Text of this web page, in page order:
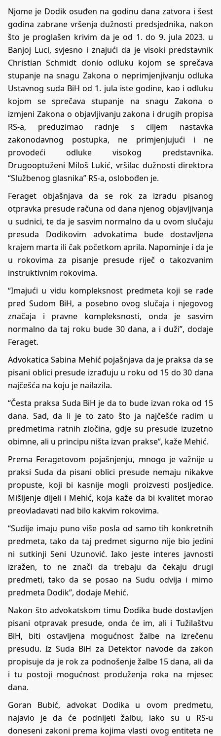
Njome je Dodik osuđen na godinu dana zatvora i šest
godina zabrane vršenja dužnosti predsjednika, nakon
što je proglašen krivim da je od 1. do 9. jula 2023. u
Banjoj Luci, svjesno i znajući da je visoki predstavnik
Christian Schmidt donio odluku kojom se sprečava
stupanje na snagu Zakona o neprimjenjivanju odluka
Ustavnog suda BiH od 1. jula iste godine, kao i odluku
kojom se sprečava stupanje na snagu Zakona o
izmjeni Zakona o objavljivanju zakona i drugih propisa
RS-a, preduzimao radnje s ciljem nastavka
zakonodavnog postupka, ne primjenjujući i ne
provodeći odluke visokog predstavnika.
Drugooptuženi Miloš Lukić, vršilac dužnosti direktora
“Službenog glasnika” RS-a, oslobođen je.
Feraget objašnjava da se rok za izradu pisanog
otpravka presude računa od dana njenog objavljivanja
u sudnici, te da je sasvim normalno da u ovom slučaju
presuda Dodikovim advokatima bude dostavljena
krajem marta ili čak početkom aprila. Napominje i da je
u rokovima za pisanje presude riječ o takozvanim
instruktivnim rokovima.
“Imajući u vidu kompleksnost predmeta koji se rade
pred Sudom BiH, a posebno ovog slučaja i njegovog
značaja i pravne kompleksnosti, onda je sasvim
normalno da taj roku bude 30 dana, a i duži”, dodaje
Feraget.
Advokatica Sabina Mehić pojašnjava da je praksa da se
pisani oblici presude izrađuju u roku od 15 do 30 dana
najčešća na koju je nailazila.
“Česta praksa Suda BiH je da to bude izvan roka od 15
dana. Sad, da li je to zato što ja najčešće radim u
predmetima ratnih zločina, gdje su presude izuzetno
obimne, ali u principu ništa izvan prakse”, kaže Mehić.
Prema Feragetovom pojašnjenju, mnogo je važnije u
praksi Suda da pisani oblici presude nemaju nikakve
propuste, koji bi kasnije mogli proizvesti posljedice.
Mišljenje dijeli i Mehić, koja kaže da bi kvalitet morao
preovladavati nad bilo kakvim rokovima.
“Sudije imaju puno više posla od samo tih konkretnih
predmeta, tako da taj predmet sigurno nije bio jedini
ni sutkinji Seni Uzunović. Iako jeste interes javnosti
izražen, to ne znači da trebaju da čekaju drugi
predmeti, tako da se posao na Sudu odvija i mimo
predmeta Dodik”, dodaje Mehić.
Nakon što advokatskom timu Dodika bude dostavljen
pisani otpravak presude, onda će im, ali i Tužilaštvu
BiH, biti ostavljena mogućnost žalbe na izrečenu
presudu. Iz Suda BiH za Detektor navode da zakon
propisuje da je rok za podnošenje žalbe 15 dana, ali da
i tu postoji mogućnost produženja roka na mjesec
dana.
Goran Bubić, advokat Dodika u ovom predmetu,
najavio je da će podnijeti žalbu, iako su u RS-u
doneseni zakoni prema kojima vlasti ovog entiteta ne